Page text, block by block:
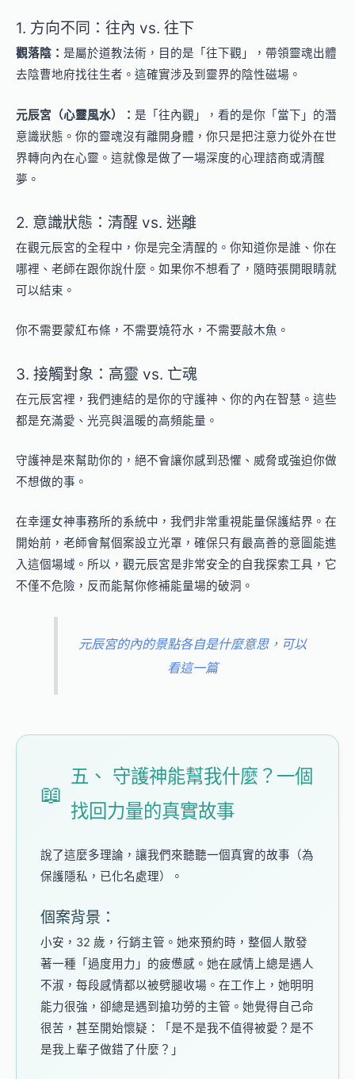
1. 方向不同：往內 vs. 往下
觀落陰： 是屬於道教法術，目的是「往下觀」，帶領靈魂出體
去陰曹地府找往生者。這確實涉及到靈界的陰性磁場。
元辰宮（心靈風水）： 是「往內觀」，看的是你「當下」的潛
意識狀態。你的靈魂沒有離開身體，你只是把注意力從外在世
界轉向內在心靈。這就像是做了一場深度的心理諮商或清醒
夢。
2. 意識狀態：清醒 vs. 迷離
在觀元辰宮的全程中，你是完全清醒的。你知道你是誰、你在
哪裡、老師在跟你說什麼。如果你不想看了，隨時張開眼睛就
可以結束。
你不需要蒙紅布條，不需要燒符水，不需要敲木魚。
3. 接觸對象：高靈 vs. 亡魂
在元辰宮裡，我們連結的是你的守護神、你的內在智慧。這些
都是充滿愛、光亮與溫暖的高頻能量。
守護神是來幫助你的，絕不會讓你感到恐懼、威脅或強迫你做
不想做的事。
在幸運女神事務所的系統中，我們非常重視能量保護結界。在
開始前，老師會幫個案設立光罩，確保只有最高善的意圖能進
入這個場域。所以，觀元辰宮是非常安全的自我探索工具，它
不僅不危險，反而能幫你修補能量場的破洞。
元辰宮的內的景點各自是什麼意思，可以
看這一篇
📖
五、 守護神能幫我什麼？一個
找回力量的真實故事
說了這麼多理論，讓我們來聽聽一個真實的故事（為
保護隱私，已化名處理）。
個案背景：
小安，32 歲，行銷主管。她來預約時，整個人散發
著一種「過度用力」的疲憊感。她在感情上總是遇人
不淑，每段感情都以被劈腿收場。在工作上，她明明
能力很強，卻總是遇到搶功勞的主管。她覺得自己命
很苦，甚至開始懷疑：「是不是我不值得被愛？是不
是我上輩子做錯了什麼？」